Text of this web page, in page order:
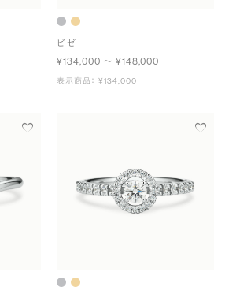
ビゼ
¥134,000 〜 ¥148,000
表示商品： ¥134,000